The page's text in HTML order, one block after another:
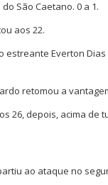
São Caetano. 0 a 1.
aos 22.
estreante Everton
retomou a
26, depois, acima
ao ataque no